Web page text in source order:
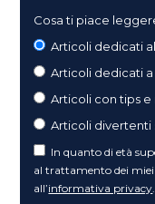
Cosa ti piace
Articoli dedicati
Articoli dedicati
Articoli con tips e
Articoli divertenti
In quanto di età
al trattamento dei
all’informativa privacy.